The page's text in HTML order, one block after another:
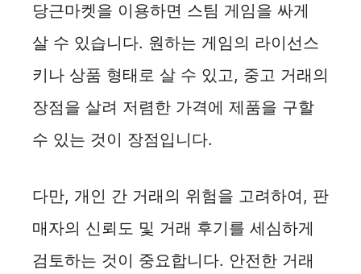
d
e
o
당근마켓을 이용하면 스팀 게임을 싸게
살 수 있습니다. 원하는 게임의 라이선스
키나 상품 형태로 살 수 있고, 중고 거래의
장점을 살려 저렴한 가격에 제품을 구할
수 있는 것이 장점입니다.
다만, 개인 간 거래의 위험을 고려하여, 판
매자의 신뢰도 및 거래 후기를 세심하게
검토하는 것이 중요합니다. 안전한 거래